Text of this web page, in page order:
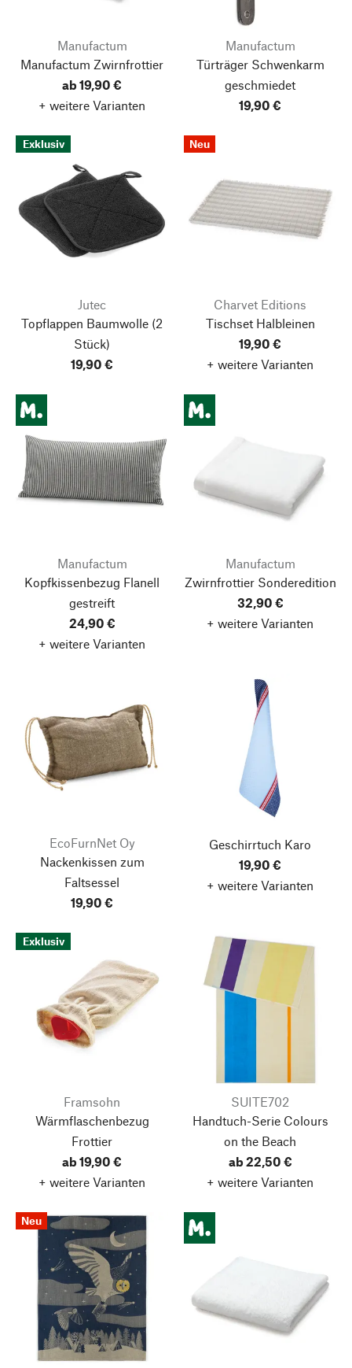
Manufactum
Manufactum Zwirnfrottier
ab 19,90 €
+ weitere Varianten
Manufactum
Türträger Schwenkarm
geschmiedet
19,90 €
Exklusiv
Jutec
Topflappen Baumwolle (2
Stück)
19,90 €
Neu
Charvet Editions
Tischset Halbleinen
19,90 €
+ weitere Varianten
Manufactum
Kopfkissenbezug Flanell
gestreift
24,90 €
+ weitere Varianten
Manufactum
Zwirnfrottier Sonderedition
32,90 €
+ weitere Varianten
EcoFurnNet Oy
Nackenkissen zum
Faltsessel
19,90 €
Geschirrtuch Karo
19,90 €
+ weitere Varianten
Exklusiv
Framsohn
Wärmflaschenbezug
Frottier
ab 19,90 €
+ weitere Varianten
SUITE702
Handtuch-Serie Colours
on the Beach
ab 22,50 €
+ weitere Varianten
Neu